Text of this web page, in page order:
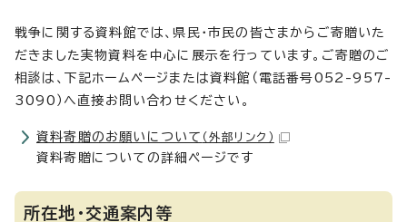
戦争に関する資料館では、県民・市民の皆さまからご寄贈いた
だきました実物資料を中心に展示を行っています。ご寄贈のご
相談は、下記ホームページまたは資料館（電話番号052-957-
3090）へ直接お問い合わせください。
資料寄贈のお願いについて （外部リンク）
資料寄贈についての詳細ページです
所在地・交通案内等